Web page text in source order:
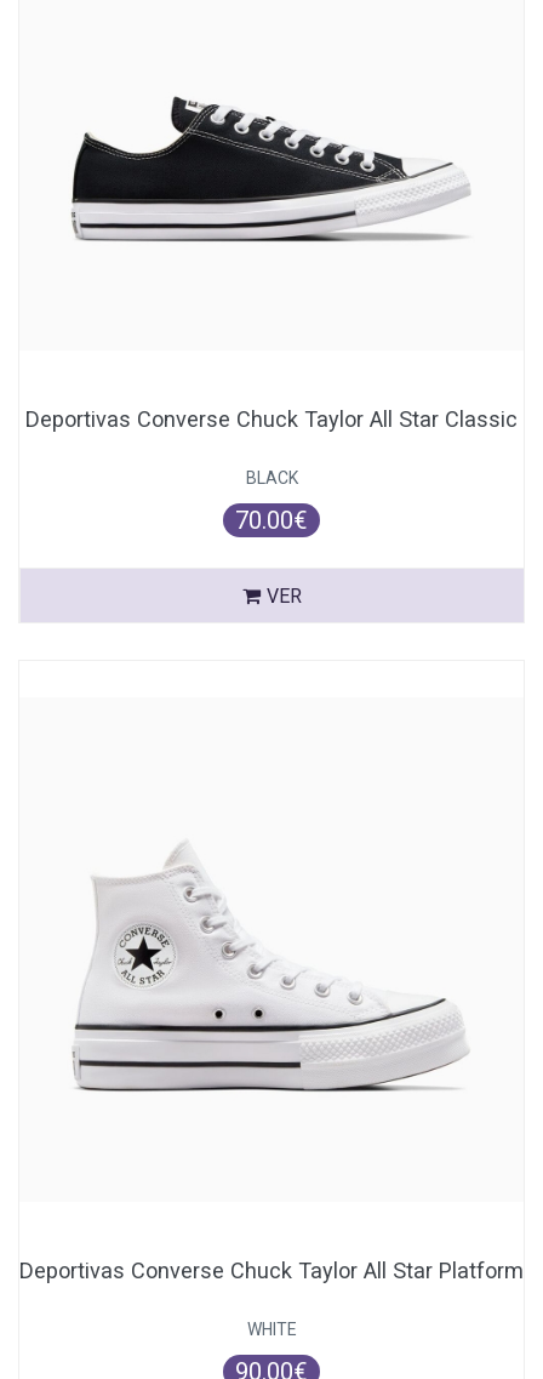
Deportivas Converse Chuck Taylor All Star Classic
BLACK
70.00€
VER
Deportivas Converse Chuck Taylor All Star Platform
WHITE
90.00€